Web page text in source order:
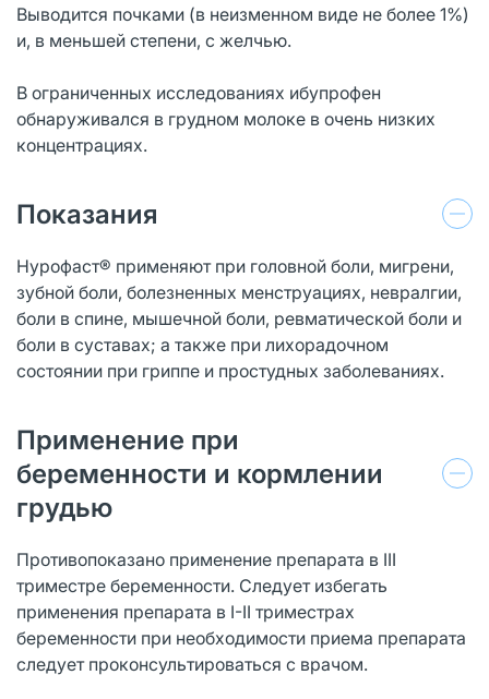
Выводится почками (в неизменном виде не более 1%)
и, в меньшей степени, с желчью.
В ограниченных исследованиях ибупрофен
обнаруживался в грудном молоке в очень низких
концентрациях.
Показания
Нурофаст® применяют при головной боли, мигрени,
зубной боли, болезненных менструациях, невралгии,
боли в спине, мышечной боли, ревматической боли и
боли в суставах; а также при лихорадочном
состоянии при гриппе и простудных заболеваниях.
Применение при
беременности и кормлении
грудью
Противопоказано применение препарата в III
триместре беременности. Следует избегать
применения препарата в I-II триместрах
беременности при необходимости приема препарата
следует проконсультироваться с врачом.